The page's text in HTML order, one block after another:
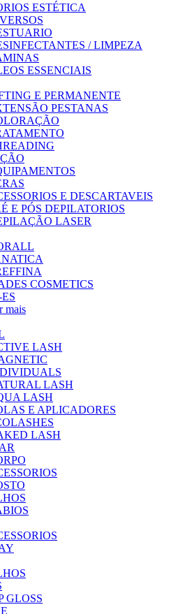
ESTÉTICA
/ LIMPEZA
ESSENCIAIS
E PERMANENTE
PESTANAS
E DESCARTAVEIS
E PÓS DEPILATORIOS
LASER
COSMETICS
mais
LASH
LASH
LASH
E APLICADORES
LASH
GLOSS